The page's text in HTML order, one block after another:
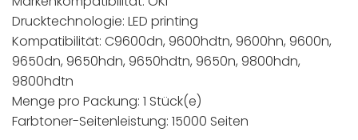
Drucktechnologie: LED printing
Kompatibilität: C9600dn, 9600hdtn, 9600hn, 9600n,
9650dn, 9650hdn, 9650hdtn, 9650n, 9800hdn,
9800hdtn
Menge pro Packung: 1 Stück(e)
Farbtoner-Seitenleistung: 15000 Seiten